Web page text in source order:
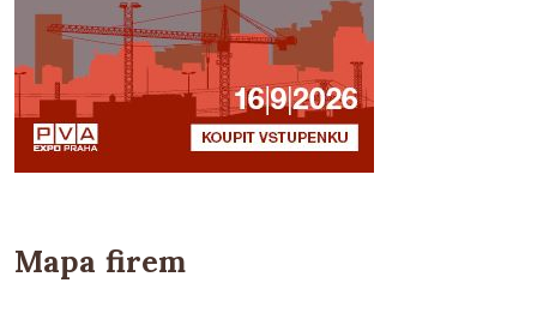
Mapa firem